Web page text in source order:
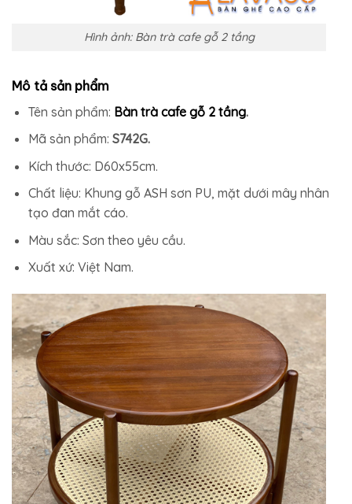
Hình ảnh: Bàn trà cafe gỗ 2 tầng
Mô tả sản phẩm
Tên sản phẩm: Bàn trà cafe gỗ 2 tầng.
Mã sản phẩm: S742G.
Kích thước: D60x55cm.
Chất liệu: Khung gỗ ASH sơn PU, mặt dưới mây nhân
tạo đan mắt cáo.
Màu sắc: Sơn theo yêu cầu.
Xuất xứ: Việt Nam.